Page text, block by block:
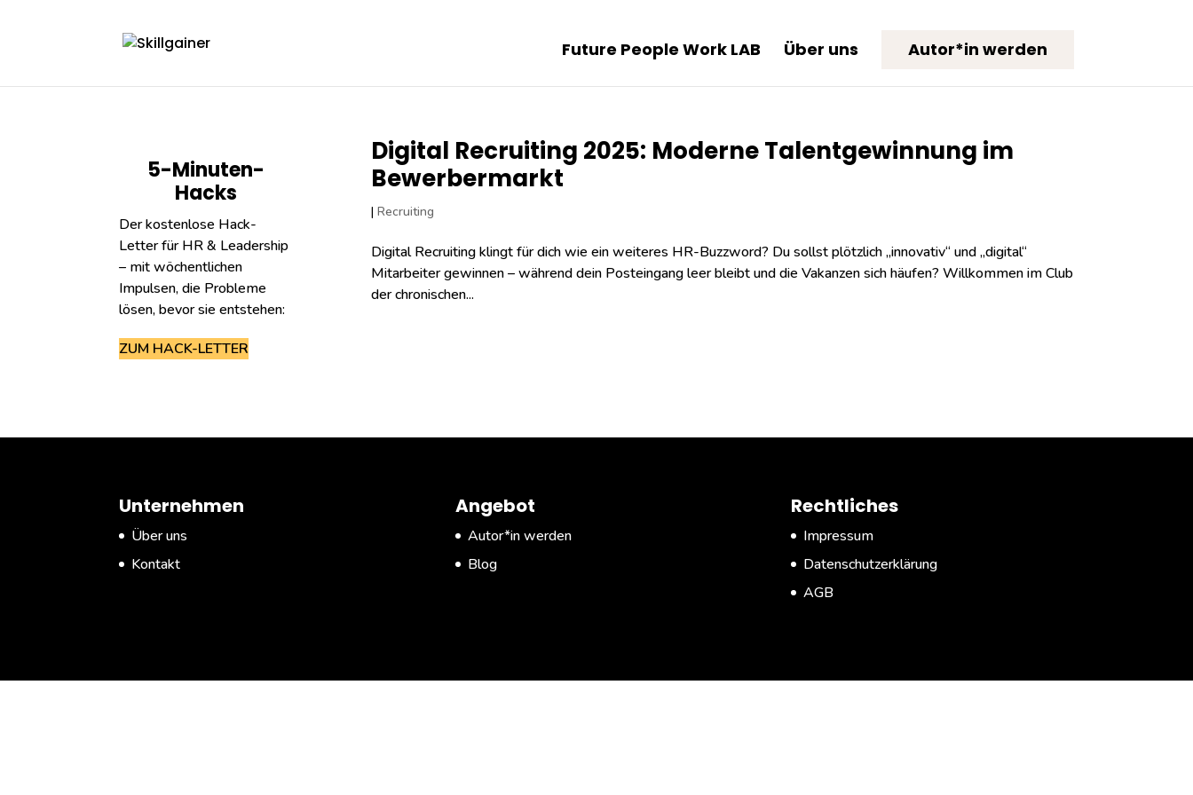
Future People Work LAB Über uns Autor*in werden
Digital Recruiting 2025: Moderne Talentgewinnung im
Bewerbermarkt
| Recruiting
Digital Recruiting klingt für dich wie ein weiteres HR-Buzzword? Du sollst plötzlich „innovativ“ und „digital“
Mitarbeiter gewinnen – während dein Posteingang leer bleibt und die Vakanzen sich häufen? Willkommen im Club
der chronischen...
5-Minuten-
Hacks
Der kostenlose Hack-
Letter für HR & Leadership
– mit wöchentlichen
Impulsen, die Probleme
lösen, bevor sie entstehen:
ZUM HACK-LETTER
Unternehmen
Über uns
Kontakt
Angebot
Autor*in werden
Blog
Rechtliches
Impressum
Datenschutzerklärung
AGB